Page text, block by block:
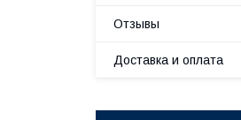
Отзывы
Доставка и оплата